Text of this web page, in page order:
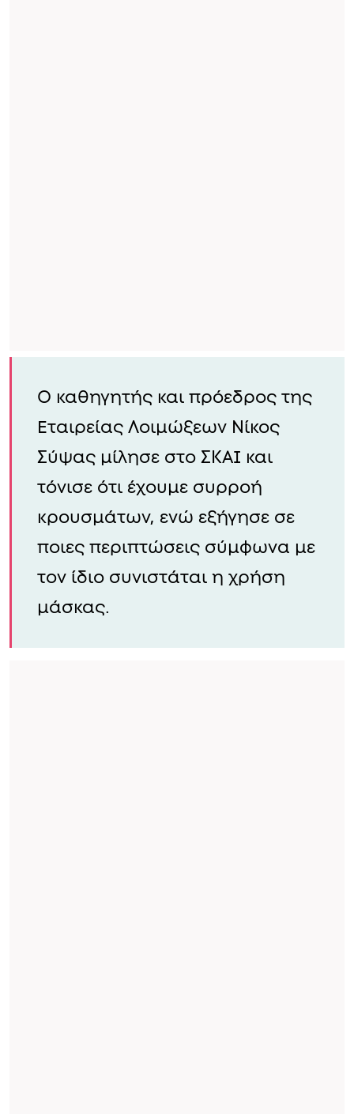
Ο καθηγητής και πρόεδρος της
Εταιρείας Λοιμώξεων Νίκος
Σύψας μίλησε στο ΣΚΑΙ και
τόνισε ότι έχουμε συρροή
κρουσμάτων, ενώ εξήγησε σε
ποιες περιπτώσεις σύμφωνα με
τον ίδιο συνιστάται η χρήση
μάσκας.